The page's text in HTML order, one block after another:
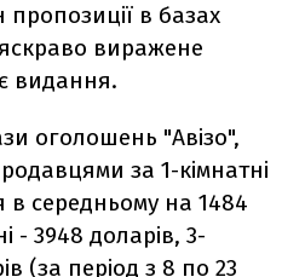
пропозиції в базах
виражене
видання.
оголошень "Авізо",
за 1-кімнатні
середньому на 1484
- 3948 доларів, 3-
(за період з 8 по 23